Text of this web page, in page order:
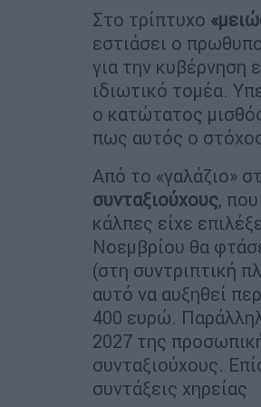
Στο τρίπτυχο
εστιάσει ο
για την κυβέρνηση
ιδιωτικό τομέα.
ο κατώτατος
πως αυτός ο
Από το «γαλάζιο»
συνταξιούχους,
κάλπες είχε
Νοεμβρίου θα
(στη συντριπτική
αυτό να αυξηθεί
400 ευρώ.
2027 της
συνταξιούχους.
συντάξεις χηρείας